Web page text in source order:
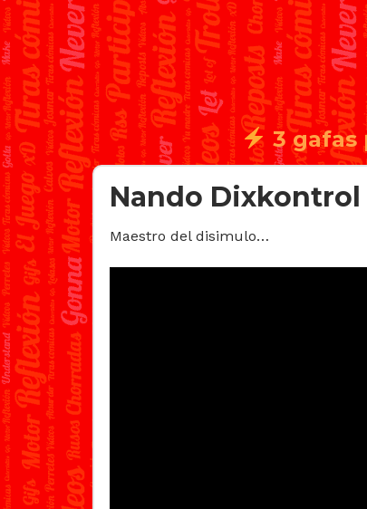
3 gafas
Nando Dixkontrol
Maestro del disimulo…